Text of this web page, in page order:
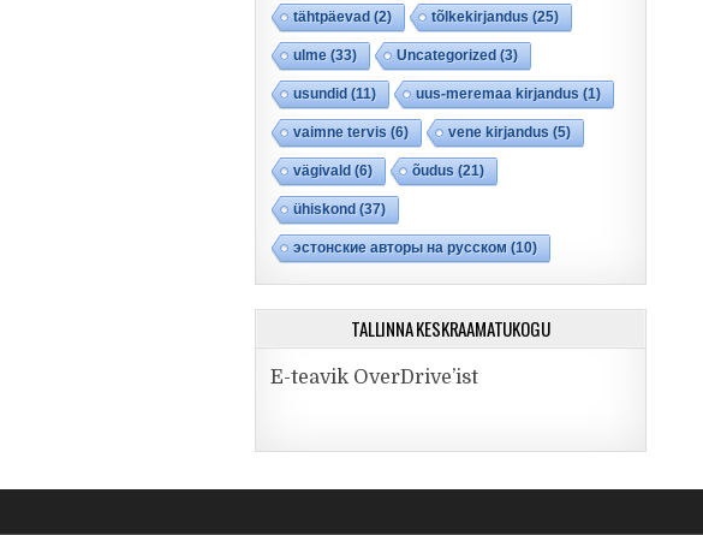
tähtpäevad(2) tõlkekirjandus(25)
ulme(33) Uncategorized(3)
usundid(11) uus-meremaa kirjandus(1)
vaimne tervis(6) vene kirjandus(5)
vägivald(6) õudus(21)
ühiskond(37)
эстонские авторы на русском(10)
TALLINNA KESKRAAMATUKOGU
E-teavik OverDrive’ist